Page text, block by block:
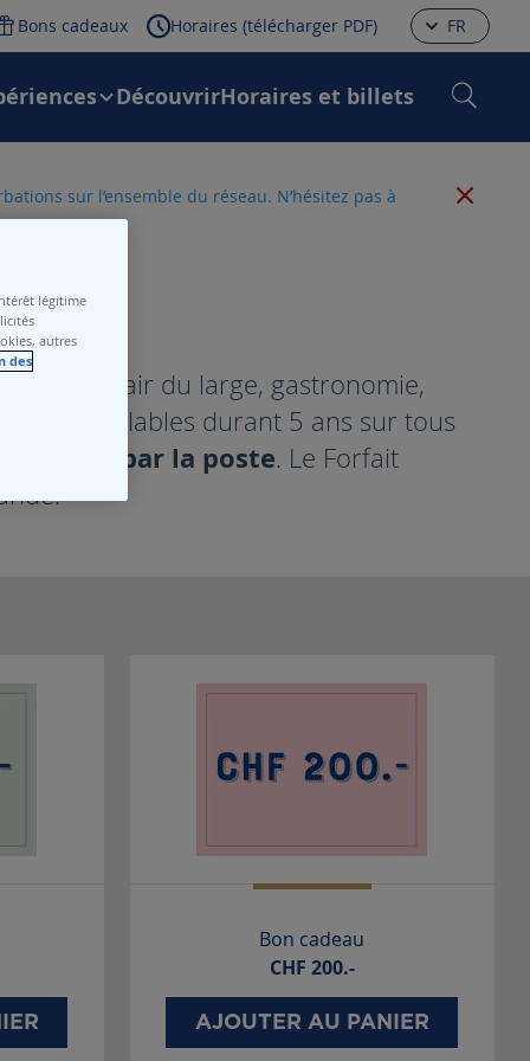
Bons cadeaux Horaires (télécharger PDF) FR
DécouvrirHoraires et billets
sur l’ensemble du réseau. N’hésitez pas à
air du large, gastronomie,
sont valables durant 5 ans sur tous
par la poste. Le Forfait
Bon cadeau
CHF 200.-
AJOUTER AU PANIER
légitime
autres
des